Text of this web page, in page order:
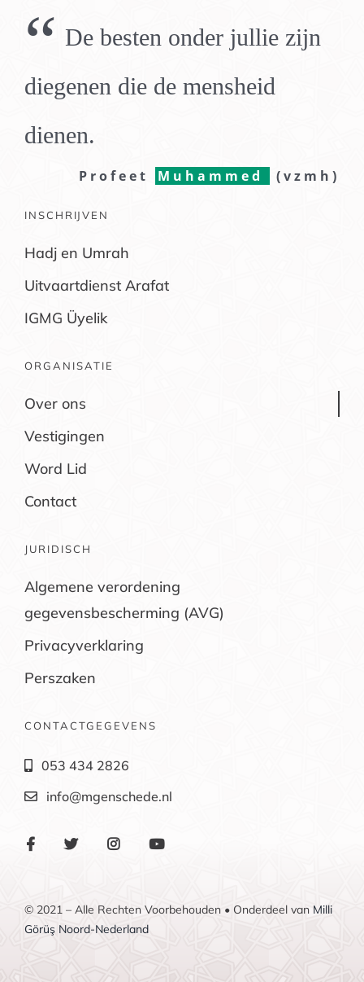
“ De besten onder jullie zijn
diegenen die de mensheid
dienen.
Profeet Muhammed (vzmh)
INSCHRIJVEN
Hadj en Umrah
Uitvaartdienst Arafat
IGMG Üyelik
ORGANISATIE
Over ons
Vestigingen
Word Lid
Contact
JURIDISCH
Algemene verordening
gegevensbescherming (AVG)
Privacyverklaring
Perszaken
CONTACTGEGEVENS
053 434 2826
info@mgenschede.nl
© 2021 – Alle Rechten Voorbehouden • Onderdeel van Milli
Görüş Noord-Nederland